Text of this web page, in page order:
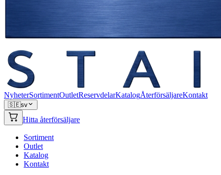
NyheterSortimentOutletReservdelarKatalogÅterförsäljareKontakt
🇸🇪sv
Hitta återförsäljare
Sortiment
Outlet
Katalog
Kontakt